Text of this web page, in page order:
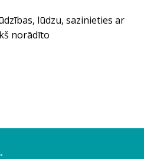
lūdzu, sazinieties ar
norādīto